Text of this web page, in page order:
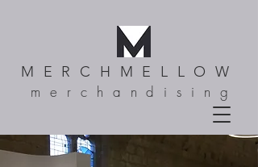
merchandising
MERCHMELLOW